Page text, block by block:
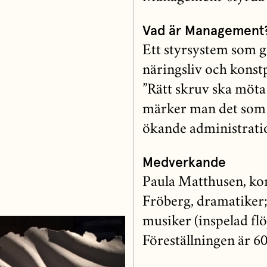
Vad är
Ett styrsystem som
näringsliv och
”Rätt skruv ska
märker man det
ökande
Medverkande
Paula Matthusen,
Fröberg,
musiker (inspelad
Föreställningen är